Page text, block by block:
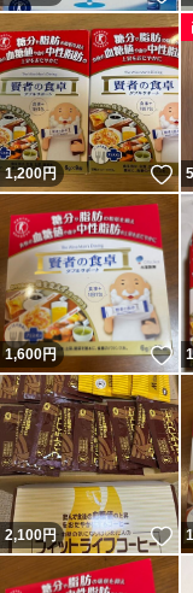
1,200円
1,600円
2,100円